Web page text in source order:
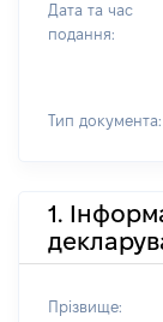
Дата та час
подання:
Тип документа:
1.
Прізвище: